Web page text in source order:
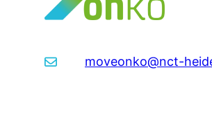
moveonko@nct-